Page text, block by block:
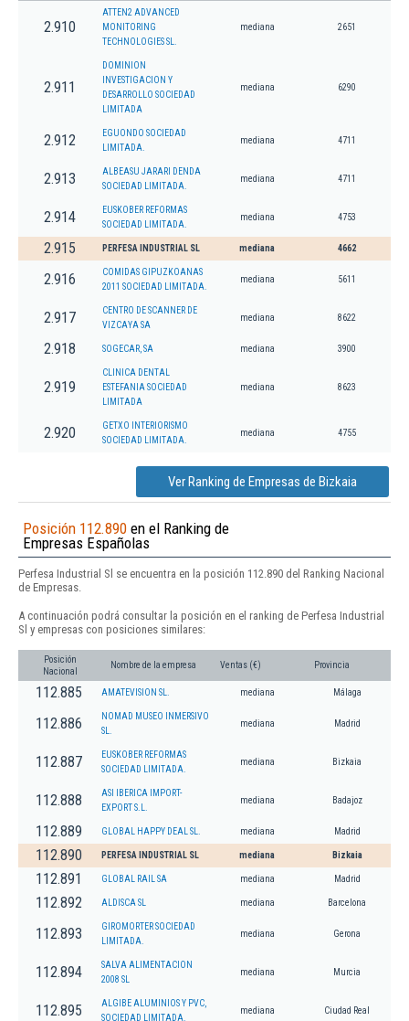
2.910
ATTEN2 ADVANCED
MONITORING
TECHNOLOGIES SL.
mediana 2651
2.911
DOMINION
INVESTIGACION Y
DESARROLLO SOCIEDAD
LIMITADA
mediana 6290
2.912
EGUONDO SOCIEDAD
LIMITADA.
mediana 4711
2.913
ALBEASU JARARI DENDA
SOCIEDAD LIMITADA.
mediana 4711
2.914
EUSKOBER REFORMAS
SOCIEDAD LIMITADA.
mediana 4753
2.915 PERFESA INDUSTRIAL SL mediana 4662
2.916
COMIDAS GIPUZKOANAS
2011 SOCIEDAD LIMITADA.
mediana 5611
2.917
CENTRO DE SCANNER DE
VIZCAYA SA
mediana 8622
2.918 SOGECAR, SA mediana 3900
2.919
CLINICA DENTAL
ESTEFANIA SOCIEDAD
LIMITADA
mediana 8623
2.920
GETXO INTERIORISMO
SOCIEDAD LIMITADA.
mediana 4755
Ver Ranking de Empresas de Bizkaia
Posición 112.890 en el Ranking de
Empresas Españolas
Perfesa Industrial Sl se encuentra en la posición 112.890 del Ranking Nacional
de Empresas.
A continuación podrá consultar la posición en el ranking de Perfesa Industrial
Sl y empresas con posiciones similares:
Posición
Nacional
Nombre de la empresa Ventas (€) Provincia
112.885 AMATEVISION SL. mediana Málaga
112.886
NOMAD MUSEO INMERSIVO
SL.
mediana Madrid
112.887
EUSKOBER REFORMAS
SOCIEDAD LIMITADA.
mediana Bizkaia
112.888
ASI IBERICA IMPORT-
EXPORT S.L.
mediana Badajoz
112.889 GLOBAL HAPPY DEAL SL. mediana Madrid
112.890 PERFESA INDUSTRIAL SL mediana Bizkaia
112.891 GLOBAL RAIL SA mediana Madrid
112.892 ALDISCA SL mediana Barcelona
112.893
GIROMORTER SOCIEDAD
LIMITADA.
mediana Gerona
112.894
SALVA ALIMENTACION
2008 SL
mediana Murcia
112.895
ALGIBE ALUMINIOS Y PVC,
SOCIEDAD LIMITADA.
mediana Ciudad Real